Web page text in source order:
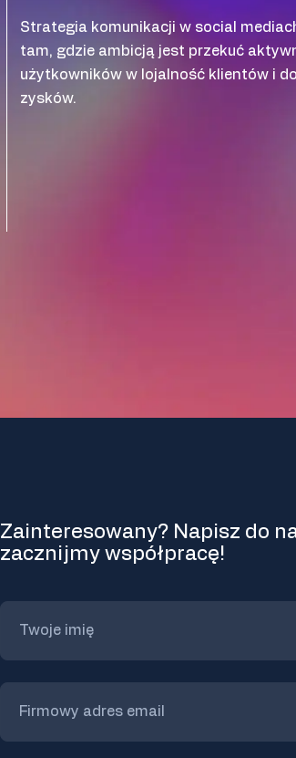
Strategia komunikacji w social
tam, gdzie ambicją jest przekuć
użytkowników w lojalność klientów i
zysków.
Zainteresowany? Napisz do
zacznijmy współpracę!